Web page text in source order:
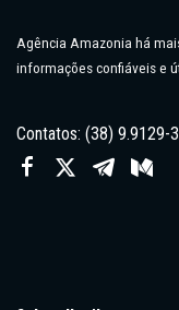
Agência Amazonia há
informações confiáveis e
Contatos: (38) 9.9129-